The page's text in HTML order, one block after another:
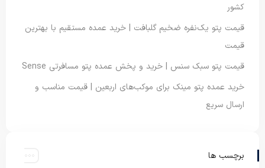
کشور
قیمت پتو یک‌نفره ضخیم گلبافت | خرید عمده مستقیم با بهترین
قیمت
قیمت پتو سبک سنس | خرید و پخش عمده پتو مسافرتی Sense
خرید عمده پتو مینک برای موکب‌های اربعین | قیمت مناسب و
ارسال سریع
برچسب ها